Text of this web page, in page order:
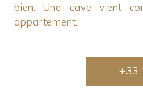
bien. Une cave vient
appartement.
+33